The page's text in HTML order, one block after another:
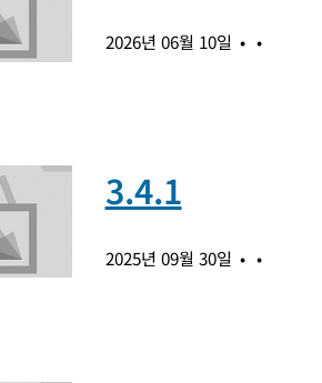
2026년 06월 10일
3.4.1
2025년 09월 30일